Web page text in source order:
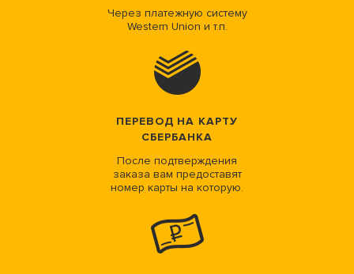
Через платежную систему
Western Union и т.п.
ПЕРЕВОД НА КАРТУ
СБЕРБАНКА
После подтверждения
заказа вам предоставят
номер карты на которую.